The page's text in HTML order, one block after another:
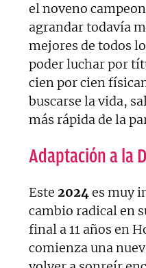
el noveno
agrandar todavía
mejores de todos
poder luchar por
cien por cien
buscarse la vida,
más rápida de la
Adaptación a la
Este 2024es muy
cambio radical en
final a 11 años en
comienza una